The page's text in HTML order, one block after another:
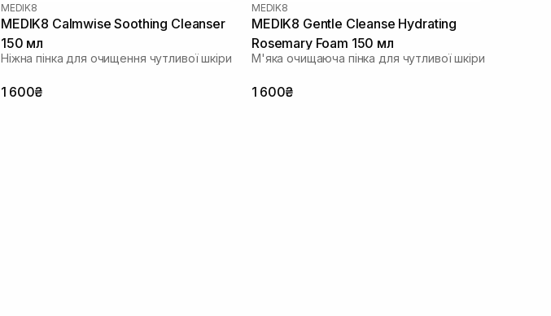
MEDIK8
MEDIK8 Calmwise Soothing Cleanser
150 мл
Ніжна пінка для очищення чутливої шкіри
1 600₴
MEDIK8
MEDIK8 Gentle Cleanse Hydrating
Rosemary Foam 150 мл
М'яка очищаюча пінка для чутливої ​​шкіри
1 600₴